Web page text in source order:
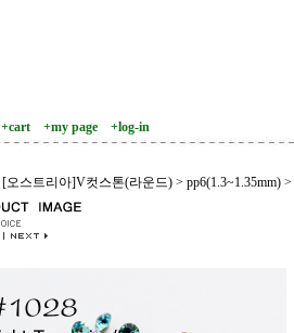
+cart +my page +log-in
[오스트리아]V컷스톤(라운드) > pp6(1.3~1.35mm) >